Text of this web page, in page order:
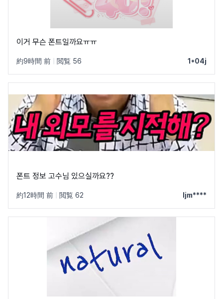
이거 무슨 폰트일까요ㅠㅠ
約9時間 前 閲覧 56 1*04j
폰트 정보 고수님 있으실까요??
約12時間 前 閲覧 62 ljm****